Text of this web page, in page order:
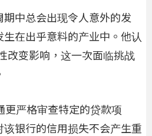
中总会出现令人意外的发
在出乎意料的产业中。他认
改变影响，这一次面临挑战
更严格审查特定的贷款项
该银行的信用损失不会产生重